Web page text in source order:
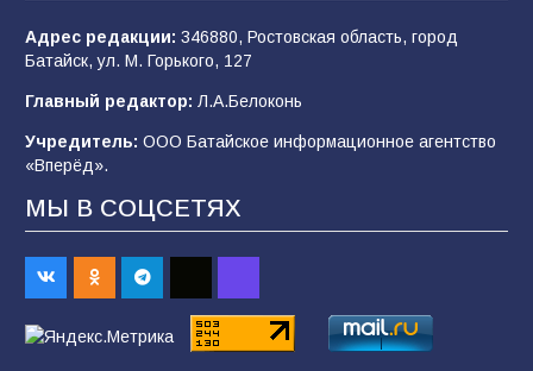
В Батайске продолжаются дорожные работы
98 04.08.2026
Будет ли мобилизация в России в 2026 году
после выборов: в Госдуме дали ответ
91 06.08.2026
Адрес редакции: 346880, Ростовская область, город
Батайск, ул. М. Горького, 127
Главный редактор: Л.А.Белоконь
Учредитель: ООО Батайское информационное агентство
«Вперёд».
МЫ В СОЦСЕТЯХ